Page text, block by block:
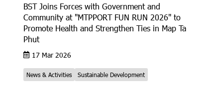
BST Joins Forces with Government and
Community at "MTPPORT FUN RUN 2026" to
Promote Health and Strengthen Ties in Map Ta
Phut
17 Mar 2026
News & Activities Sustainable Development